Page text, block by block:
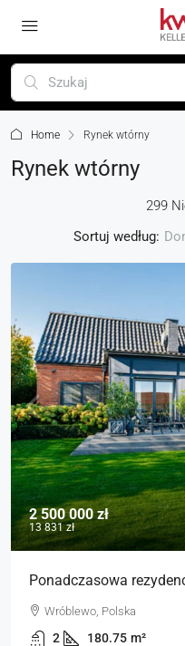
Home Rynek wtórny
Rynek wtórny
299
Sortuj według:
2 500 000 zł
13 831 zł
Ponadczasowa
Wróblewo, Polska
2 180.75 m²